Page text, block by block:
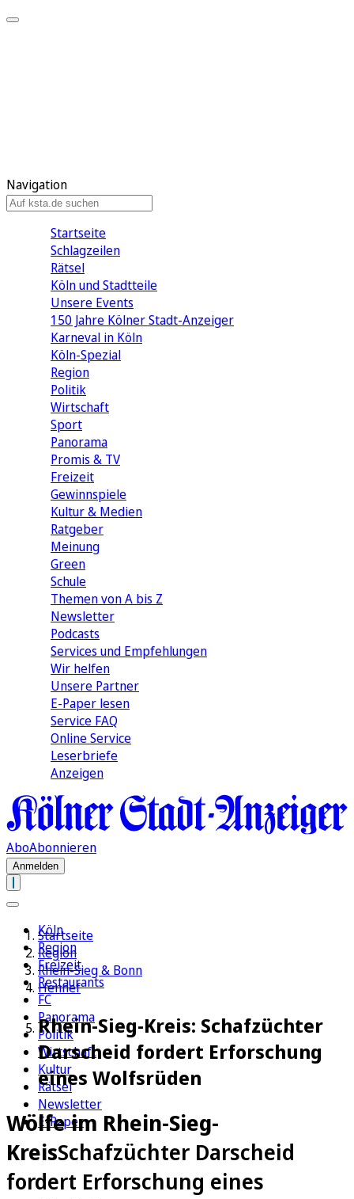
Navigation
Startseite
Schlagzeilen
Rätsel
Köln und Stadtteile
Unsere Events
150 Jahre Kölner Stadt-Anzeiger
Karneval in Köln
Köln-Spezial
Region
Politik
Wirtschaft
Sport
Panorama
Promis & TV
Freizeit
Gewinnspiele
Kultur & Medien
Ratgeber
Meinung
Green
Schule
Themen von A bis Z
Newsletter
Podcasts
Services und Empfehlungen
Wir helfen
Unsere Partner
E-Paper lesen
Service FAQ
Online Service
Leserbriefe
Anzeigen
AboAbonnieren
Anmelden
Köln
Region
Freizeit
Restaurants
FC
Panorama
Politik
Wirtschaft
Kultur
Rätsel
Newsletter
E-Paper
Startseite
Region
Rhein-Sieg & Bonn
Hennef
Rhein-Sieg-Kreis: Schafzüchter
Darscheid fordert Erforschung
eines Wolfsrüden
Wölfe im Rhein-Sieg-
KreisSchafzüchter Darscheid
fordert Erforschung eines